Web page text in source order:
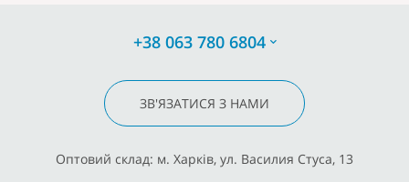
+38 063 780 6804
ЗВ'ЯЗАТИСЯ З НАМИ
Оптовий склад: м. Харків, ул. Василия Стуса, 13